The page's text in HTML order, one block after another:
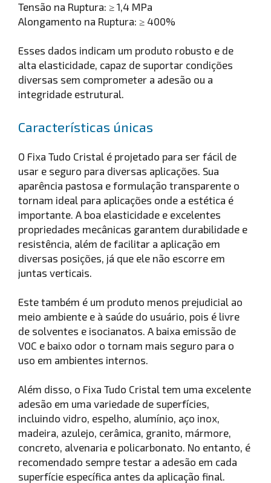
Tensão na Ruptura: ≥ 1,4 MPa
Alongamento na Ruptura: ≥ 400%
Esses dados indicam um produto robusto e de
alta elasticidade, capaz de suportar condições
diversas sem comprometer a adesão ou a
integridade estrutural.
Características únicas
O Fixa Tudo Cristal é projetado para ser fácil de
usar e seguro para diversas aplicações. Sua
aparência pastosa e formulação transparente o
tornam ideal para aplicações onde a estética é
importante. A boa elasticidade e excelentes
propriedades mecânicas garantem durabilidade e
resistência, além de facilitar a aplicação em
diversas posições, já que ele não escorre em
juntas verticais.
Este também é um produto menos prejudicial ao
meio ambiente e à saúde do usuário, pois é livre
de solventes e isocianatos. A baixa emissão de
VOC e baixo odor o tornam mais seguro para o
uso em ambientes internos.
Além disso, o Fixa Tudo Cristal tem uma excelente
adesão em uma variedade de superfícies,
incluindo vidro, espelho, alumínio, aço inox,
madeira, azulejo, cerâmica, granito, mármore,
concreto, alvenaria e policarbonato. No entanto, é
recomendado sempre testar a adesão em cada
superfície específica antes da aplicação final.